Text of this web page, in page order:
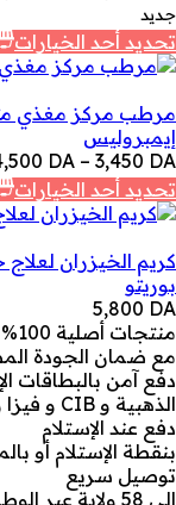
جديد
تحديد أحد الخيارات
مرطب مركز مغذي
إيمبروليس
3,450 DA
–
DA
تحديد أحد الخيارات
كريم الخيزران
بوريتو
5,800 DA
منتجات أصلية 100%
مع ضمان الجودة
دفع آمن بالبطاقات
الذهبية و CIB و فيزا و ماستر كارد
دفع عند الإستلام
بنقطة الإستلام أو
توصيل سريع
إلى 58 ولاية عبر الوطن